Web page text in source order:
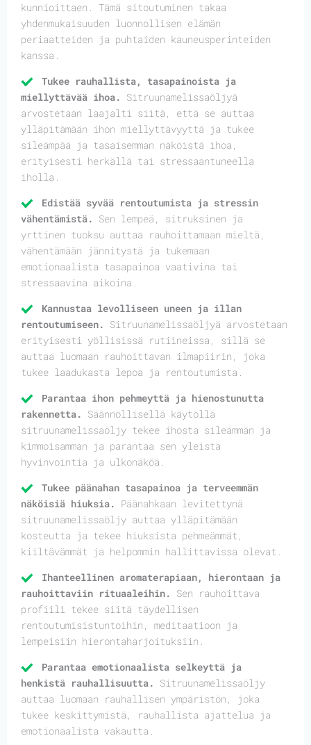
kunnioittaen. Tämä sitoutuminen takaa
yhdenmukaisuuden luonnollisen elämän
periaatteiden ja puhtaiden kauneusperinteiden
kanssa.
Tukee rauhallista, tasapainoista ja
miellyttävää ihoa. Sitruunamelissaöljyä
arvostetaan laajalti siitä, että se auttaa
ylläpitämään ihon miellyttävyyttä ja tukee
sileämpää ja tasaisemman näköistä ihoa,
erityisesti herkällä tai stressaantuneella
iholla.
Edistää syvää rentoutumista ja stressin
vähentämistä. Sen lempeä, sitruksinen ja
yrttinen tuoksu auttaa rauhoittamaan mieltä,
vähentämään jännitystä ja tukemaan
emotionaalista tasapainoa vaativina tai
stressaavina aikoina.
Kannustaa levolliseen uneen ja illan
rentoutumiseen. Sitruunamelissaöljyä arvostetaan
erityisesti yöllisissä rutiineissa, sillä se
auttaa luomaan rauhoittavan ilmapiirin, joka
tukee laadukasta lepoa ja rentoutumista.
Parantaa ihon pehmeyttä ja hienostunutta
rakennetta. Säännöllisellä käytöllä
sitruunamelissaöljy tekee ihosta sileämmän ja
kimmoisamman ja parantaa sen yleistä
hyvinvointia ja ulkonäköä.
Tukee päänahan tasapainoa ja terveemmän
näköisiä hiuksia. Päänahkaan levitettynä
sitruunamelissaöljy auttaa ylläpitämään
kosteutta ja tekee hiuksista pehmeämmät,
kiiltävämmät ja helpommin hallittavissa olevat.
Ihanteellinen aromaterapiaan, hierontaan ja
rauhoittaviin rituaaleihin. Sen rauhoittava
profiili tekee siitä täydellisen
rentoutumisistuntoihin, meditaatioon ja
lempeisiin hierontaharjoituksiin.
Parantaa emotionaalista selkeyttä ja
henkistä rauhallisuutta. Sitruunamelissaöljy
auttaa luomaan rauhallisen ympäristön, joka
tukee keskittymistä, rauhallista ajattelua ja
emotionaalista vakautta.